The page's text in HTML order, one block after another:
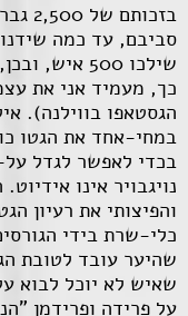
סביבם, עד כמה
שילכו 500
כך, מעמיד אני את
הגסטאפו בווילנה).
במחי-אחד את הגטו
בכדי לאפשר לגדל
נויגבויר אינו
והפיצותי את רעיון
כלי-שרת בידי
שהיער עובד לטובת
שאיש לא יוכל לבוא
על פרידה ופרידמן